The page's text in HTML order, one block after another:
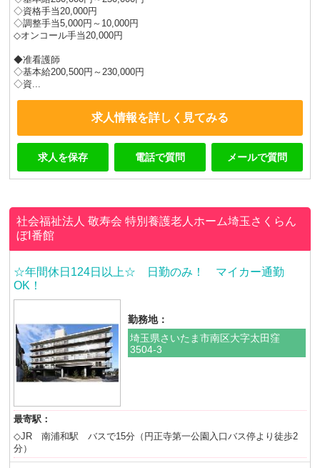
◇資格手当20,000円
◇調整手当5,000円～10,000円
◇オンコール手当20,000円
◆准看護師
◇基本給200,500円～230,000円
◇資...
求人情報を詳しく見てみる
求人を保存 電話で質問 メールで質問
社会福祉法人 敬寿会特別養護老人ホーム埼玉さくらん
ぼⅠ番館
☆年間休日124日以上☆ 日勤のみ！ マイカー通勤
OK！
勤務地：
埼玉県さいたま市南区大字太田窪
3504-3
最寄駅：
◇JR 南浦和駅 バスで15分（円正寺第一公園入口バス停より徒歩2
分）